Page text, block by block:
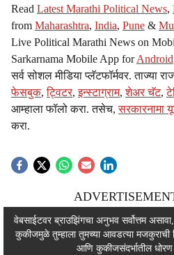
Read Latest Marathi Political News,
from Maharashtra, India, Pune &
Live Political Marathi News on
Sarkarnama Mobile App forAndroid
सर्व सोशल मीडिया प्लॅटफॉर्मवर. ताज्या
फेसबुक,ट्विटर,इन्स्टाग्राम,शेअर चॅट,
आम्हाला फॉलो करा. तसेच,सरकारनामा
करा.
वेबसाईटवर ब्राउझिंगचा अनुभव सर्वोत्तम
कुकीजमुळे तुम्हाला तुमच्या आवडत्या
आणि कुकीजसंदर्भातील धोरण